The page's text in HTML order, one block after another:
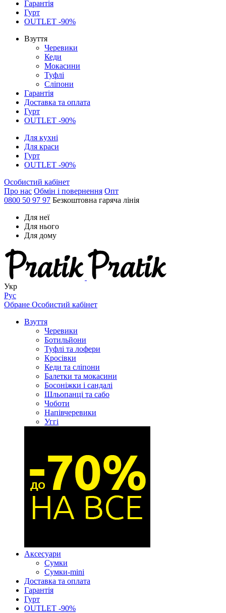
Гарантія
Гурт
OUTLET -90%
Взуття
Черевики
Кеди
Мокасини
Туфлі
Сліпони
Гарантія
Доставка та оплата
Гурт
OUTLET -90%
Для кухні
Для краси
Гурт
OUTLET -90%
Особистий кабінет
Про нас Обмін і повернення Опт
0800 50 97 97 Безкоштовна гаряча лінія
Для неї
Для нього
Для дому
Укр
Рус
Обране Особистий кабінет
Взуття
Черевики
Ботильйони
Туфлі та лофери
Кросівки
Кеди та сліпони
Балетки та мокасини
Босоніжки і сандалі
Шльопанці та сабо
Чоботи
Напівчеревики
Уггі
Аксесуари
Сумки
Сумки-mini
Доставка та оплата
Гарантія
Гурт
OUTLET -90%